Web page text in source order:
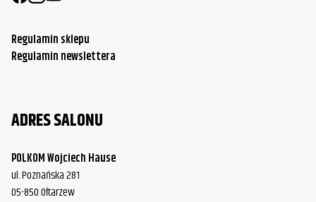
Regulamin sklepu
Regulamin newslettera
ADRES SALONU
POLKOM Wojciech Hause
ul. Poznańska 281
05-850 Ołtarzew